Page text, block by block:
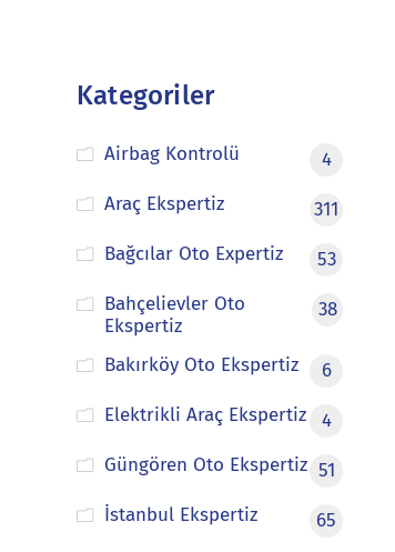
Kategoriler
Airbag Kontrolü
4
Araç Ekspertiz
311
Bağcılar Oto Expertiz
53
Bahçelievler Oto
Ekspertiz
38
Bakırköy Oto Ekspertiz
6
Elektrikli Araç Ekspertiz
4
Güngören Oto Ekspertiz 51
İstanbul Ekspertiz
65